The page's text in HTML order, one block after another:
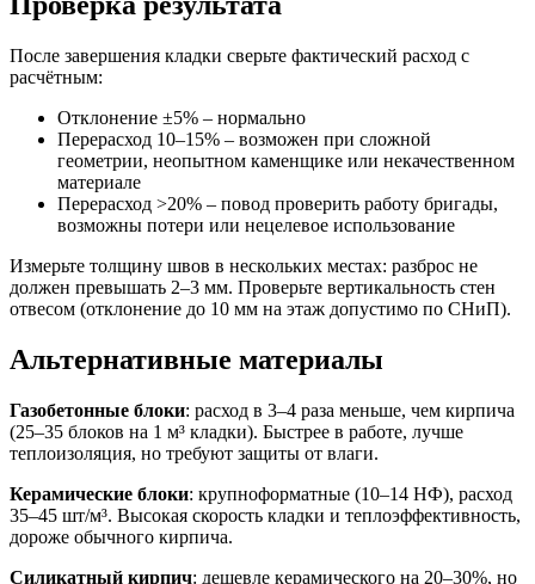
После завершения кладки сверьте фактический расход с
расчётным:
Отклонение ±5% – нормально
Перерасход 10–15% – возможен при сложной
геометрии, неопытном каменщике или некачественном
материале
Перерасход >20% – повод проверить работу бригады,
возможны потери или нецелевое использование
Измерьте толщину швов в нескольких местах: разброс не
должен превышать 2–3 мм. Проверьте вертикальность стен
отвесом (отклонение до 10 мм на этаж допустимо по СНиП).
Альтернативные материалы
Газобетонные блоки: расход в 3–4 раза меньше, чем кирпича
(25–35 блоков на 1 м³ кладки). Быстрее в работе, лучше
теплоизоляция, но требуют защиты от влаги.
Керамические блоки: крупноформатные (10–14 НФ), расход
35–45 шт/м³. Высокая скорость кладки и теплоэффективность,
дороже обычного кирпича.
Силикатный кирпич: дешевле керамического на 20–30%, но